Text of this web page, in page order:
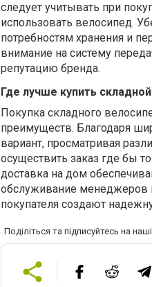
следует учитывать при
использовать велосипед.
потребностям хранения и
внимание на систему
репутацию бренда.
Где лучше купить
Покупка складного
преимуществ. Благодаря
вариант, просматривая
осуществить заказ где бы
доставка на дом
обслуживание менеджеров
покупателя создают
Поділіться та підписуйтесь на